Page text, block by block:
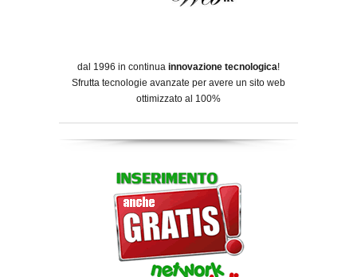
dal 1996 in continua innovazione tecnologica!
Sfrutta tecnologie avanzate per avere un sito web
ottimizzato al 100%